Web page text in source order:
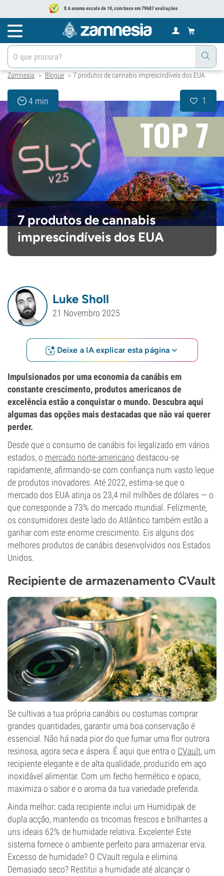
8.6 anuma escala de 10, com base em 79687 avaliações
Zamnesia > Blogue > 7 produtos de cannabis imprescindíveis dos EUA
4 min 1
7 produtos de cannabis
imprescindíveis dos EUA
Luke Sholl
21 Novembro 2025
Deixe a IA explicar esta página
Impulsionados por uma economia da canábis em
constante crescimento, produtos americanos de
excelência estão a conquistar o mundo. Descubra aqui
algumas das opções mais destacadas que não vai querer
perder.
Desde que o consumo de canábis foi legalizado em vários
estados, o mercado norte-americano destacou-se
rapidamente, afirmando-se com confiança num vasto leque
de produtos inovadores. Até 2022, estima-se que o
mercado dos EUA atinja os 23,4 mil milhões de dólares — o
que corresponde a 73% do mercado mundial. Felizmente,
os consumidores deste lado do Atlântico também estão a
ganhar com este enorme crescimento. Eis alguns dos
melhores produtos de canábis desenvolvidos nos Estados
Unidos.
Recipiente de armazenamento CVault
Se cultivas a tua própria canábis ou costumas comprar
grandes quantidades, garantir uma boa conservação é
essencial. Não há nada pior do que fumar uma flor outrora
resinosa, agora seca e áspera. É aqui que entra o CVault, um
recipiente elegante e de alta qualidade, produzido em aço
inoxidável alimentar. Com um fecho hermético e opaco,
maximiza o sabor e o aroma da tua variedade preferida.
Ainda melhor: cada recipiente inclui um Humidipak de
dupla acção, mantendo os tricomas frescos e brilhantes a
uns ideais 62% de humidade relativa. Excelente! Este
sistema fornece o ambiente perfeito para armazenar erva.
Excesso de humidade? O CVault regula e elimina.
Demasiado seco? Restitui a humidade até alcançar o